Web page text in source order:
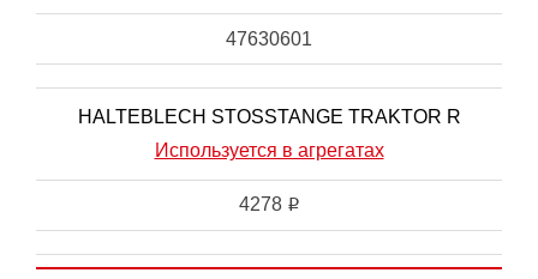
47630601
HALTEBLECH STOSSTANGE TRAKTOR R
Используется в агрегатах
4278 i